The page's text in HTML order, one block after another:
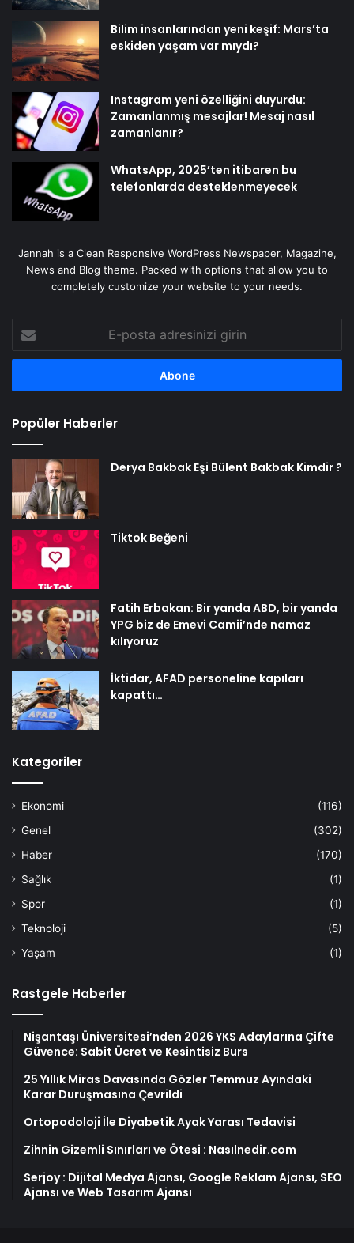
Bilim insanlarından yeni keşif: Mars’ta
eskiden yaşam var mıydı?
Instagram yeni özelliğini duyurdu:
Zamanlanmış mesajlar! Mesaj nasıl
zamanlanır?
WhatsApp, 2025’ten itibaren bu
telefonlarda desteklenmeyecek
Jannah is a Clean Responsive WordPress Newspaper, Magazine,
News and Blog theme. Packed with options that allow you to
completely customize your website to your needs.
posta
adresinizi
Popüler Haberler
Derya Bakbak Eşi Bülent Bakbak Kimdir ?
Tiktok Beğeni
Fatih Erbakan: Bir yanda ABD, bir yanda
YPG biz de Emevi Camii’nde namaz
kılıyoruz
İktidar, AFAD personeline kapıları
kapattı…
Kategoriler
Ekonomi
(116)
Genel
(302)
Haber
(170)
Sağlık
(1)
Spor
(1)
Teknoloji
(5)
Yaşam
(1)
Rastgele Haberler
Nişantaşı Üniversitesi’nden 2026 YKS Adaylarına Çifte
Güvence: Sabit Ücret ve Kesintisiz Burs
25 Yıllık Miras Davasında Gözler Temmuz Ayındaki
Karar Duruşmasına Çevrildi
Ortopodoloji İle Diyabetik Ayak Yarası Tedavisi
Zihnin Gizemli Sınırları ve Ötesi : Nasılnedir.com
Serjoy : Dijital Medya Ajansı, Google Reklam Ajansı, SEO
Ajansı ve Web Tasarım Ajansı